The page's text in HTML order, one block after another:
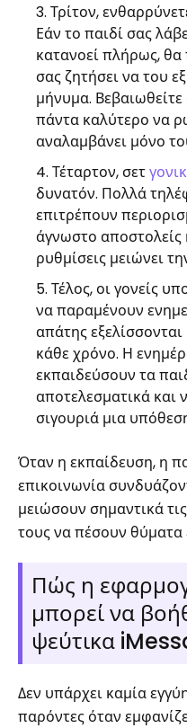
Τρίτον,
Εάν το παιδί σας
κατανοεί πλήρως, θα
σας ζητήσει να του
μήνυμα. Βεβαιωθείτε
πάντα καλύτερο να
αναλαμβάνει μόνο
Τέταρτον, σετ
δυνατόν. Πολλά
επιτρέπουν
άγνωστο
ρυθμίσεις μειώνει
Τέλος, οι γονείς
να παραμένουν
απάτης
κάθε χρόνο. Η
εκπαιδεύσουν τα
αποτελεσματικά και
σιγουριά μια
Όταν η εκπαίδευση, η
επικοινωνία
μειώσουν σημαντικά
τους να πέσουν θύματα
Πώς η
μπορεί να
ψεύτικα
Δεν υπάρχει καμία
παρόντες όταν